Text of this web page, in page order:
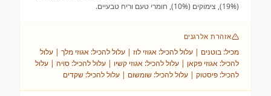
(19%), צימוקים (10%), חומרי טעם וריח טבעיים.
אזהרת אלרגנים
מכיל: בוטנים | עלול להכיל: אגוזי לוז | עלול להכיל: אגוזי מלך | עלול
להכיל: אגוזי פקאן | עלול להכיל: אגוזי קשיו | עלול להכיל: סויה | עלול
להכיל: פיסטוק | עלול להכיל: שומשום | עלול להכיל: שקדים